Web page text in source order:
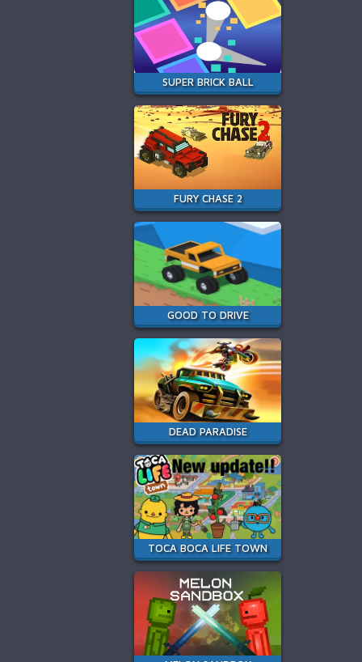
SUPER BRICK BALL
FURY CHASE 2
GOOD TO DRIVE
DEAD PARADISE
TOCA BOCA LIFE TOWN